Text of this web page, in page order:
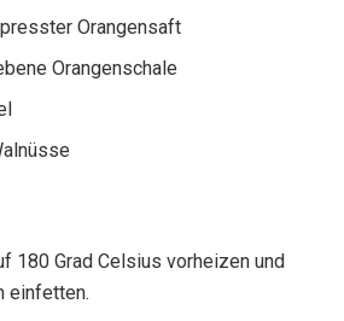
Orangensaft
Orangenschale
180 Grad Celsius vorheizen und
einfetten.